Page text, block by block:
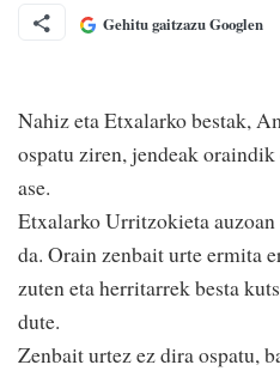
Gehitu gaitzazu Googlen
Nahiz eta Etxalarko bestak,
ospatu ziren, jendeak
ase.
Etxalarko Urritzokieta
da. Orain zenbait urte ermita
zuten eta herritarrek besta
dute.
Zenbait urtez ez dira ospatu,